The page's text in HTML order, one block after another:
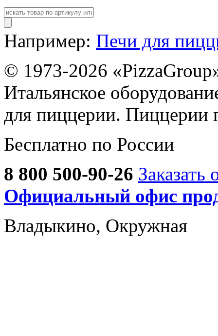
Например: Печи для
© 1973-2026
Итальянское
для пиццерии. Пиццерии
Бесплатно по России
8 800 500-90-26 Заказать
Официальный офис
Владыкино, Окружная